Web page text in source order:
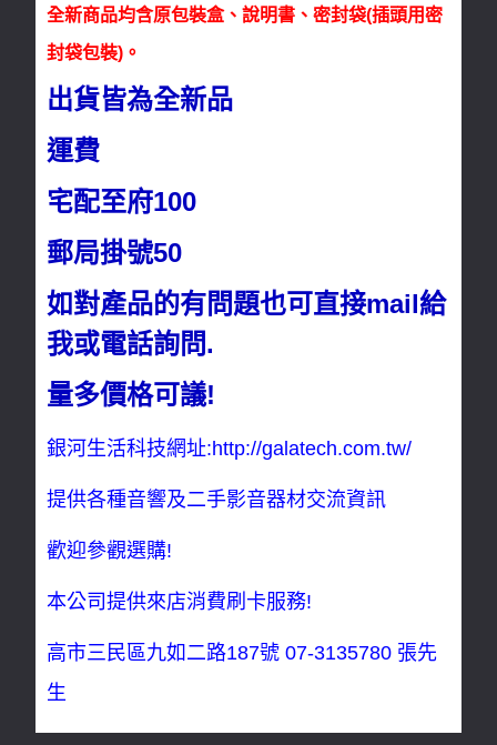
全新商品均含原包裝盒、說明書、密封袋(插頭用密
封袋包裝)。
出貨皆為全新品
運費
宅配至府100
郵局掛號50
如對產品的有問題也可直接mail給
我或電話詢問.
量多價格可議!
銀河生活科技網址:http://galatech.com.tw/
提供各種音響及二手影音器材交流資訊
歡迎參觀選購!
本公司提供來店消費刷卡服務!
高市三民區九如二路187號 07-3135780 張先
生